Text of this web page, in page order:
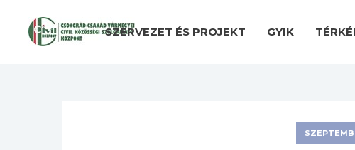
SZERVEZET ÉS PROJEKT GYIK